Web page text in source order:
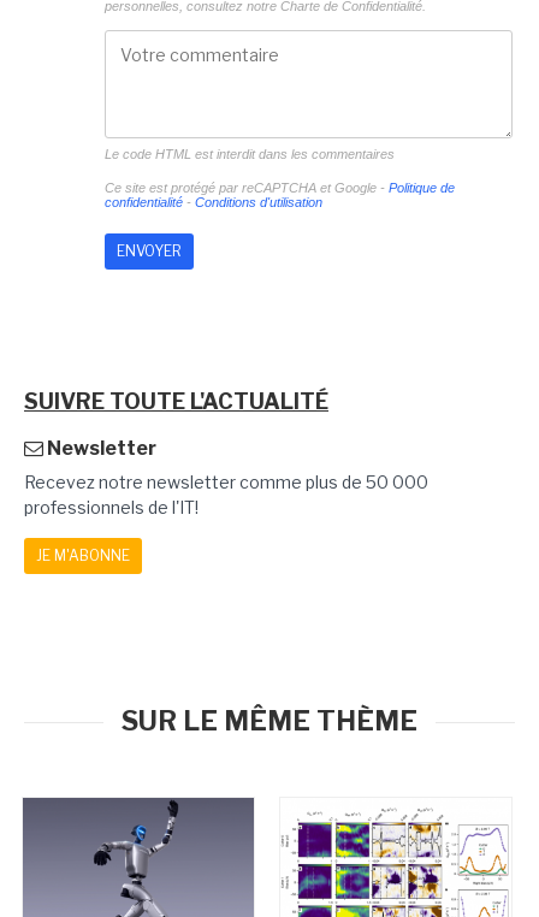
personnelles, consultez notre Charte de Confidentialité.
Le code HTML est interdit dans les commentaires
Ce site est protégé par reCAPTCHA et Google - Politique de
confidentialité- Conditions d'utilisation
SUIVRE TOUTE L'ACTUALITÉ
Newsletter
Recevez notre newsletter comme plus de 50 000
professionnels de l'IT!
JE M'ABONNE
SUR LE MÊME THÈME